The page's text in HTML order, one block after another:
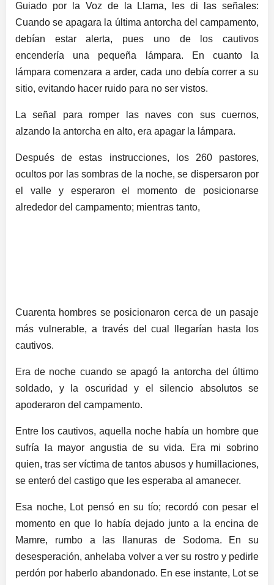
Guiado por la Voz de la Llama, les di las señales:
Cuando se apagara la última antorcha del campamento,
debían estar alerta, pues uno de los cautivos
encendería una pequeña lámpara. En cuanto la
lámpara comenzara a arder, cada uno debía correr a su
sitio, evitando hacer ruido para no ser vistos.
La señal para romper las naves con sus cuernos,
alzando la antorcha en alto, era apagar la lámpara.
Después de estas instrucciones, los 260 pastores,
ocultos por las sombras de la noche, se dispersaron por
el valle y esperaron el momento de posicionarse
alrededor del campamento; mientras tanto,
Cuarenta hombres se posicionaron cerca de un pasaje
más vulnerable, a través del cual llegarían hasta los
cautivos.
Era de noche cuando se apagó la antorcha del último
soldado, y la oscuridad y el silencio absolutos se
apoderaron del campamento.
Entre los cautivos, aquella noche había un hombre que
sufría la mayor angustia de su vida. Era mi sobrino
quien, tras ser víctima de tantos abusos y humillaciones,
se enteró del castigo que les esperaba al amanecer.
Esa noche, Lot pensó en su tío; recordó con pesar el
momento en que lo había dejado junto a la encina de
Mamre, rumbo a las llanuras de Sodoma. En su
desesperación, anhelaba volver a ver su rostro y pedirle
perdón por haberlo abandonado. En ese instante, Lot se